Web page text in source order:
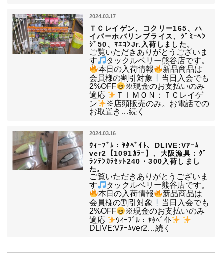
2024.03.17
ＴＣレイゲン、コクリー165、ハ
イパーホバリンブライス、ｼﾞﾐｰﾍﾝ
ｼﾞ50、ﾏｴｺﾝJr.入荷しました。
ご覧いただきありがとうございま
す
タックルベリー熊谷店です。
本日の入荷情報
新品商品は
会員様の割引対象
当日入会でも
2%OFF
※現金のお支払いのみ
適応
ＴＩＭＯＮ：ＴＣレイゲ
ン
※店頭販売のみ。お電話での
お取置き…続く
2024.03.16
ｳｨｰﾌﾞﾙ：ﾔﾀﾍﾞｲﾄ、DLIVE:Vｱｰﾑ
ver2【1091ｶﾗｰ】、大阪漁具：ｸﾞ
ﾗﾝﾃﾝｶﾗｾｯﾄ240・300入荷しまし
た。
ご覧いただきありがとうございま
す
タックルベリー熊谷店です。
本日の入荷情報
新品商品は
会員様の割引対象
当日入会でも
2%OFF
※現金のお支払いのみ
適応
ｳｨｰﾌﾞﾙ：ﾔﾀﾍﾞｲﾄ
DLIVE:Vｱｰﾑver2…続く